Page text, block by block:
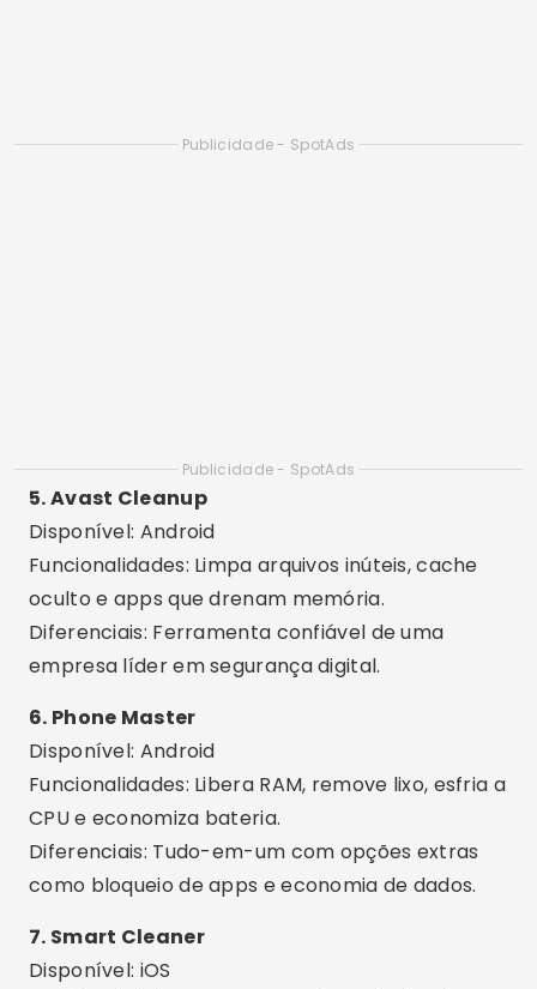
fotos semelhantes e vídeos pesados.
Diferenciais: App completo, ideal para usuários
avançados e técnicos.
9. Clean Master Lite
Disponível: Android
Funcionalidades: Limpeza rápida, resfriamento
de CPU e economia de bateria.
Diferenciais: Versão leve ideal para celulares
mais antigos ou com pouca memória.
10. SD Maid
Disponível: Android
Funcionalidades: Limpa arquivos órfãos, cache e
resíduos de apps desinstalados.
Diferenciais: Avançado e técnico, excelente para
usuários experientes.